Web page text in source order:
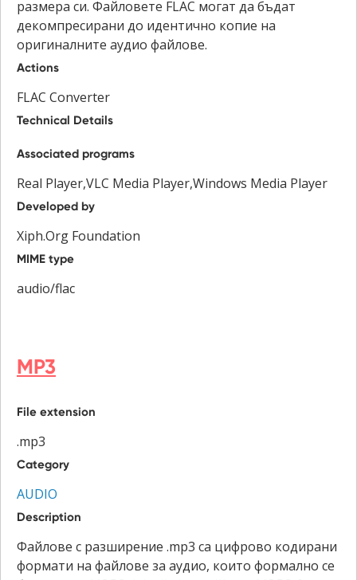
размера си. Файловете FLAC могат да бъдат
декомпресирани до идентично копие на
оригиналните аудио файлове.
Actions
FLAC Converter
Technical Details
Associated programs
Real Player,VLC Media Player,Windows Media Player
Developed by
Xiph.Org Foundation
MIME type
audio/flac
MP3
File extension
.mp3
Category
AUDIO
Description
Файлове с разширение .mp3 са цифрово кодирани
формати на файлове за аудио, които формално се